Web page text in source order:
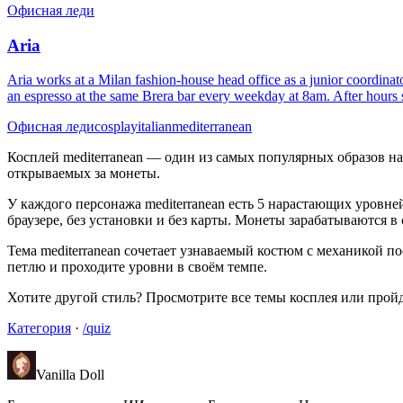
Офисная леди
Aria
Aria works at a Milan fashion-house head office as a junior
an espresso at the same Brera bar every weekday at 8am. After
Офисная ледиcosplayitalianmediterranean
Косплей mediterranean — один из самых популярных образов
открываемых за монеты.
У каждого персонажа mediterranean есть 5 нарастающих
браузере, без установки и без карты. Монеты зарабатываются
Тема mediterranean сочетает узнаваемый костюм с механикой
петлю и проходите уровни в своём темпе.
Хотите другой стиль? Просмотрите все темы косплея или
Категория · /quiz
Vanilla Doll